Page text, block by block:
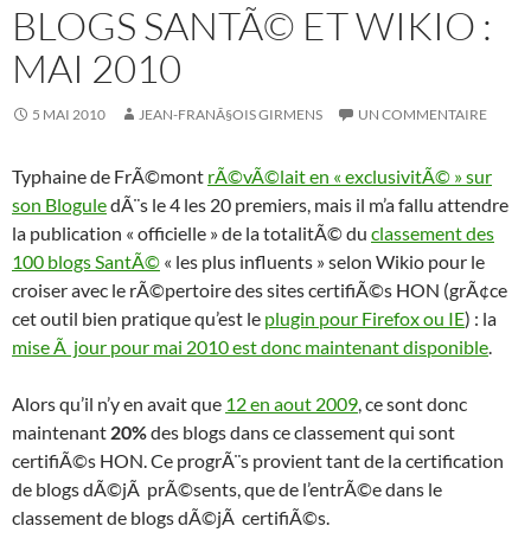
BLOGS SANTÃ© ET WIKIO :
MAI 2010
5 MAI 2010 JEAN-FRANÃ§OIS GIRMENS UN COMMENTAIRE
Typhaine de FrÃ©mont rÃ©vÃ©lait en « exclusivitÃ© » sur
son BloguledÃ¨s le 4 les 20 premiers, mais il m’a fallu attendre
la publication « officielle » de la totalitÃ© du classement des
100 blogs SantÃ© « les plus influents » selon Wikio pour le
croiser avec le rÃ©pertoire des sites certifiÃ©s HON (grÃ¢ce
cet outil bien pratique qu’est le plugin pour Firefox ou IE) : la
mise Ã jour pour mai 2010 est donc maintenant disponible.
Alors qu’il n’y en avait que 12 en aout 2009, ce sont donc
maintenant 20%des blogs dans ce classement qui sont
certifiÃ©s HON. Ce progrÃ¨s provient tant de la certification
de blogs dÃ©jÃ prÃ©sents, que de l’entrÃ©e dans le
classement de blogs dÃ©jÃ certifiÃ©s.